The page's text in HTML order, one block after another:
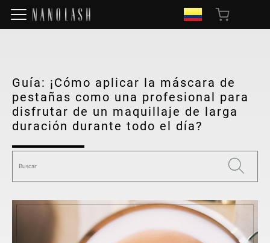
Guía: ¡Cómo aplicar la máscara de
pestañas como una profesional para
disfrutar de un maquillaje de larga
duración durante todo el día?